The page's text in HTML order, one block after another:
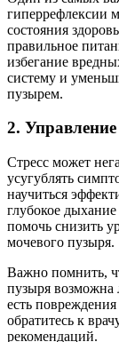
гиперрефлексии
состояния
правильное
избегание
систему и
пузырем.
2. Управление
Стресс может
усугублять
научиться
глубокое
помочь снизить
мочевого пузыря.
Важно помнить,
пузыря возможна
есть
обратитесь к
рекомендаций.